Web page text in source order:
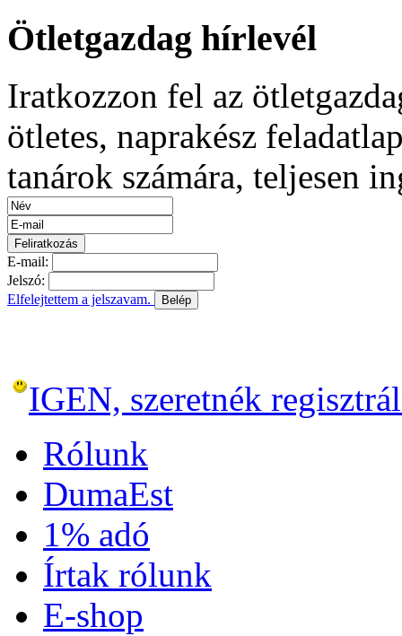
Ötletgazdag hírlevél
Iratkozzon fel az
ötletes, naprakész
tanárok számára, teljesen
E-mail:
Jelszó:
Elfelejtettem a jelszavam.
Belép
IGEN, szeretnék
Rólunk
DumaEst
1% adó
Írtak rólunk
E-shop